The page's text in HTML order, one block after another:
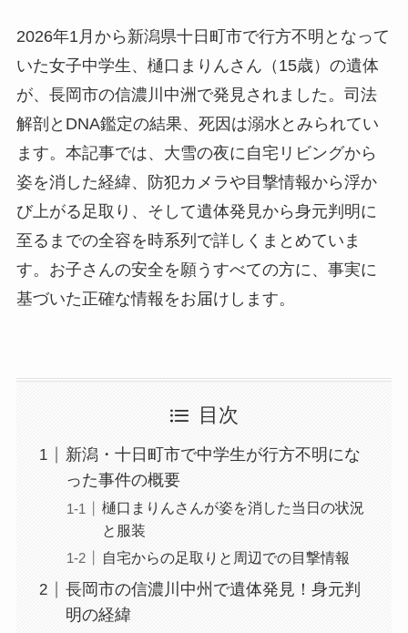
2026年1月から新潟県十日町市で行方不明となって
いた女子中学生、樋口まりんさん（15歳）の遺体
が、長岡市の信濃川中洲で発見されました。司法
解剖とDNA鑑定の結果、死因は溺水とみられてい
ます。本記事では、大雪の夜に自宅リビングから
姿を消した経緯、防犯カメラや目撃情報から浮か
び上がる足取り、そして遺体発見から身元判明に
至るまでの全容を時系列で詳しくまとめていま
す。お子さんの安全を願うすべての方に、事実に
基づいた正確な情報をお届けします。
目次
新潟・十日町市で中学生が行方不明にな
った事件の概要
樋口まりんさんが姿を消した当日の状況
と服装
自宅からの足取りと周辺での目撃情報
長岡市の信濃川中州で遺体発見！身元判
明の経緯